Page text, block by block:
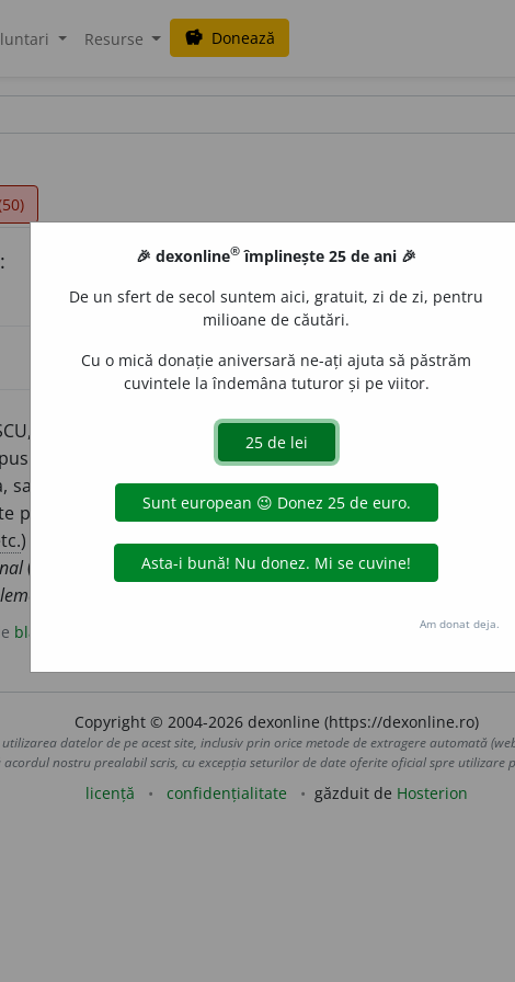
Resurse savings Donează
C. / ~lem~,~lementa
în plus față de numărul de pagini obișnuit al textului
sau care formează o fasciculă separată, având un
pentru a completa, pentru a întregi sau ca surplus.
) Care se efectuează sau se află în plus peste ceea ce este
( complinitor (3).4 a(Îs)Oră ~ăOră de muncă
Unghiuri (sau arce) a căror sumă este egală cu 2
blaurb.
Copyright © 2004-2026 dexonline (https://dexonline.ro)
datelor de pe acest site, inclusiv prin orice metode de extragere automată
nostru prealabil scris, cu excepția seturilor de date oferite oficial spre utilizare
licență confidențialitate găzduit de Hosterion
🎉 dexonline® împlinește 25 de ani 🎉
De un sfert de secol suntem aici, gratuit, zi de zi, pentru
milioane de căutări.
Cu o mică donație aniversară ne-ați ajuta să păstrăm
cuvintele la îndemâna tuturor și pe viitor.
Am donat deja.